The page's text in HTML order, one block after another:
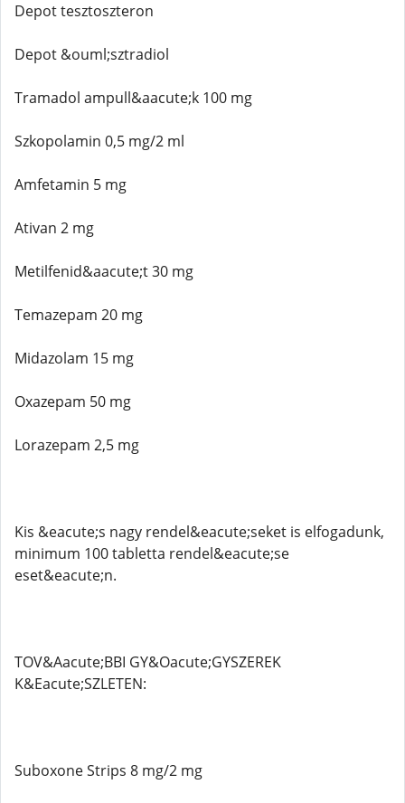
Depot tesztoszteron
Depot &ouml;sztradiol
Tramadol ampull&aacute;k 100 mg
Szkopolamin 0,5 mg/2 ml
Amfetamin 5 mg
Ativan 2 mg
Metilfenid&aacute;t 30 mg
Temazepam 20 mg
Midazolam 15 mg
Oxazepam 50 mg
Lorazepam 2,5 mg
Kis &eacute;s nagy rendel&eacute;seket is elfogadunk,
minimum 100 tabletta rendel&eacute;se
eset&eacute;n.
TOV&Aacute;BBI GY&Oacute;GYSZEREK
K&Eacute;SZLETEN:
Suboxone Strips 8 mg/2 mg